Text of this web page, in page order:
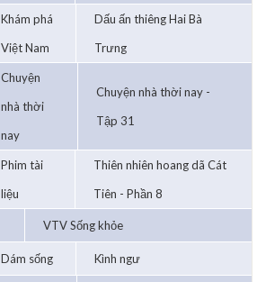
Khám phá
Việt Nam
Dấu ấn thiêng Hai Bà
Trưng
Chuyện
nhà thời
nay
Chuyện nhà thời nay -
Tập 31
Phim tài
liệu
Thiên nhiên hoang dã Cát
Tiên - Phần 8
VTV Sống khỏe
Dám sống Kình ngư